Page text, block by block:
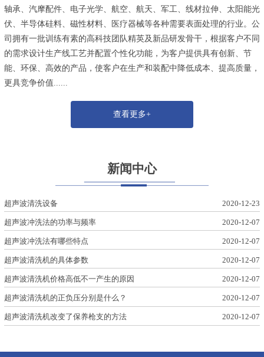
轴承、汽摩配件、电子光学、航空、航天、军工、线材拉伸、太阳能光
伏、半导体硅料、磁性材料、医疗器械等各种需要表面处理的行业。公
司拥有一批训练有素的高科技团队精英及新品研发骨干，根据客户不同
的需求设计生产线工艺并配置个性化功能，为客户提供具有创新、节
能、环保、高效的产品，使客户在生产和装配中降低成本、提高质量，
更具竞争价值......
查看更多+
新闻中心
超声波清洗设备 2020-12-23
超声波冲洗法的功率与频率 2020-12-07
超声波冲洗法有哪些特点 2020-12-07
超声波清洗机的具体参数 2020-12-07
超声波清洗机价格高低不一产生的原因 2020-12-07
超声波清洗机的正负压分别是什么？ 2020-12-07
超声波清洗机改变了保养枪支的方法 2020-12-07